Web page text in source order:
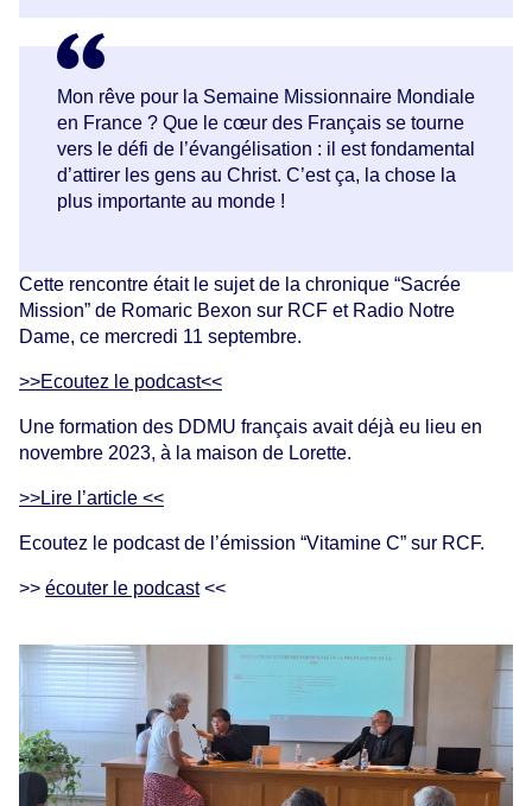
Mon rêve pour la Semaine Missionnaire Mondiale
en France ? Que le cœur des Français se tourne
vers le défi de l’évangélisation : il est fondamental
d’attirer les gens au Christ. C’est ça, la chose la
plus importante au monde !
Cette rencontre était le sujet de la chronique “Sacrée
Mission” de Romaric Bexon sur RCF et Radio Notre
Dame, ce mercredi 11 septembre.
>>Ecoutez le podcast<<
Une formation des DDMU français avait déjà eu lieu en
novembre 2023, à la maison de Lorette.
>>Lire l’article <<
Ecoutez le podcast de l’émission “Vitamine C” sur RCF.
>> écouter le podcast<<